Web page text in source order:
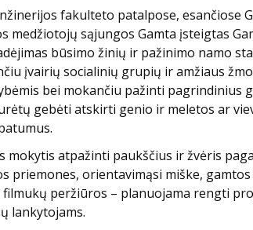
fakulteto patalpose, esančiose
sąjungos Gamta įsteigtas
būsimo žinių ir pažinimo namo
įvairių socialinių grupių ir amžiaus
bei mokančiu pažinti pagrindinius
gebėti atskirti genio ir meletos ar
atpažinti paukščius ir žvėris
priemones, orientavimąsi miške,
peržiūros – planuojama rengti
lankytojams.